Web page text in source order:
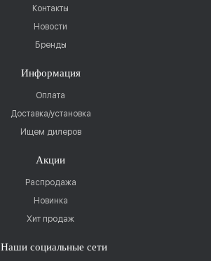
Контакты
Новости
Бренды
Информация
Оплата
Доставка/установка
Ищем дилеров
Акции
Распродажа
Новинка
Хит продаж
Наши социальные сети